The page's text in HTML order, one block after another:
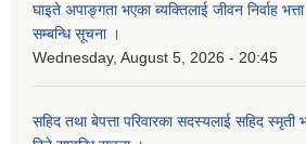
घाइते अपाङ्गता भएका ब्यक्तिलाई जीवन निर्वाह
सम्बन्धि सूचना ।
Wednesday, August 5, 2026 - 20:45
सहिद तथा बेपत्ता परिवारका सदस्यलाई सहिद स्मृती